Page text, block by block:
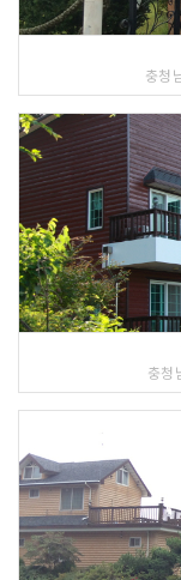
충청
충청